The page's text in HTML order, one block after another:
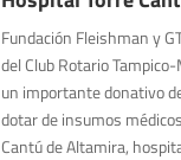
Fundación Fleishman y
del Club Rotario
un importante donativo
dotar de insumos
Cantú de Altamira,